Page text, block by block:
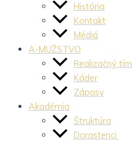
História
Kontakt
Médiá
A-MUŽSTVO
Realizačný tím
Káder
Zápasy
Akadémia
Štruktúra
Dorastenci